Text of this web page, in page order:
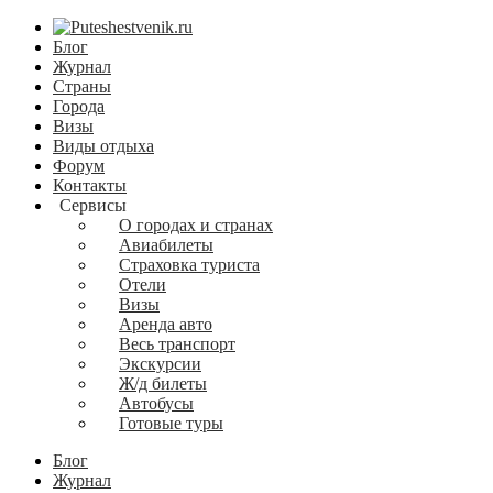
Блог
Журнал
Страны
Города
Визы
Виды отдыха
Форум
Контакты
Сервисы
О городах и странах
Авиабилеты
Страховка туриста
Отели
Визы
Аренда авто
Весь транспорт
Экскурсии
Ж/д билеты
Автобусы
Готовые туры
Блог
Журнал